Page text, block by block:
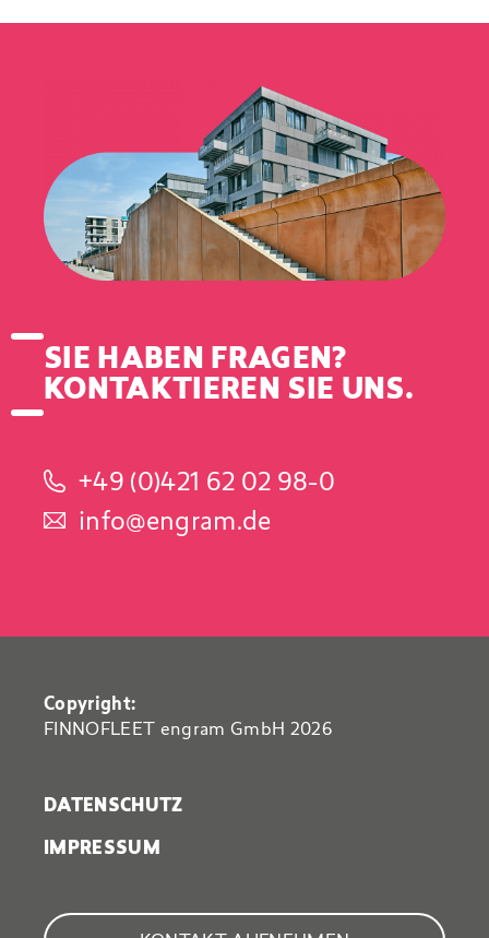
SIE HABEN FRAGEN?
KONTAKTIEREN SIE UNS.
+49 (0)421 62 02 98-0
info@engram.de
Copyright:
FINNOFLEET engram GmbH 2026
DATENSCHUTZ
IMPRESSUM